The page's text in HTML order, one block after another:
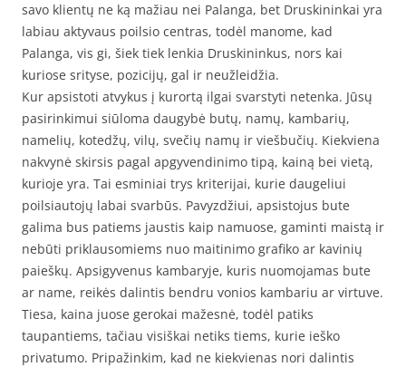
savo klientų ne ką mažiau nei Palanga, bet Druskininkai yra
labiau aktyvaus poilsio centras, todėl manome, kad
Palanga, vis gi, šiek tiek lenkia Druskininkus, nors kai
kuriose srityse, pozicijų, gal ir neužleidžia.
Kur apsistoti atvykus į kurortą ilgai svarstyti netenka. Jūsų
pasirinkimui siūloma daugybė butų, namų, kambarių,
namelių, kotedžų, vilų, svečių namų ir viešbučių. Kiekviena
nakvynė skirsis pagal apgyvendinimo tipą, kainą bei vietą,
kurioje yra. Tai esminiai trys kriterijai, kurie daugeliui
poilsiautojų labai svarbūs. Pavyzdžiui, apsistojus bute
galima bus patiems jaustis kaip namuose, gaminti maistą ir
nebūti priklausomiems nuo maitinimo grafiko ar kavinių
paieškų. Apsigyvenus kambaryje, kuris nuomojamas bute
ar name, reikės dalintis bendru vonios kambariu ar virtuve.
Tiesa, kaina juose gerokai mažesnė, todėl patiks
taupantiems, tačiau visiškai netiks tiems, kurie ieško
privatumo. Pripažinkim, kad ne kiekvienas nori dalintis